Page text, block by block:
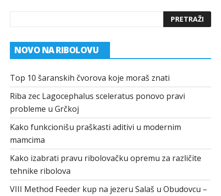
NOVO NA RIBOLOVU
Top 10 šaranskih čvorova koje moraš znati
Riba zec Lagocephalus sceleratus ponovo pravi
probleme u Grčkoj
Kako funkcionišu praškasti aditivi u modernim
mamcima
Kako izabrati pravu ribolovačku opremu za različite
tehnike ribolova
VIII Method Feeder kup na jezeru Salaš u Obudovcu –